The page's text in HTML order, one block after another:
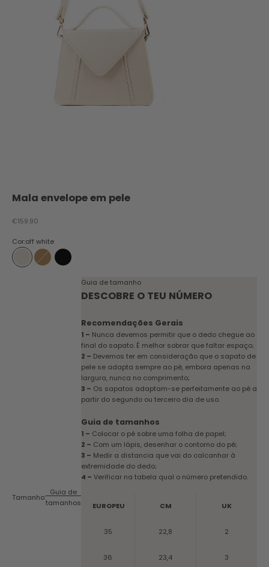
Mala envelope em pele
Preço promocional
€159.90
Cor:off white
off whitecamel preto
Tamanho:
Guia de
tamanhos
Guia de tamanho
DESCOBRE O TEU NÚMERO
Recomendações Gerais
1 – Nunca devemos permitir que o dedo chegue ao
final do sapato. É melhor sobrar que faltar espaço;
2 – Devemos ter em consideração que o sapato de
pele se adapta sempre ao pé, embora apenas na
largura, nunca no comprimento;
3 – Os sapatos adaptam-se perfeitamente ao pé a
partir do segundo ou terceiro dia de uso.
Guia de tamanhos
1 – Colocar o pé sobre uma folha de papel;
2 – Com um lápis, desenhar o contorno do pé;
3 – Medir a distancia que vai do calcanhar à
extremidade do dedo;
4 – Verificar na tabela qual o número pretendido.
EUROPEU CM UK
35 22,8 2
36 23,4 3